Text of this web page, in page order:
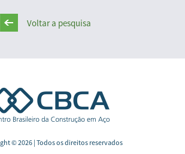
Voltar a pesquisa
© 2026 | Todos os direitos reservados